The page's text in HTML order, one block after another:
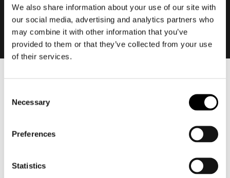
We also share information about your use of our site with
our social media, advertising and analytics partners who
may combine it with other information that you’ve
provided to them or that they’ve collected from your use
of their services.
Selection
Necessary
Preferences
Statistics
Motorkleding heren
Motorhoodie heren